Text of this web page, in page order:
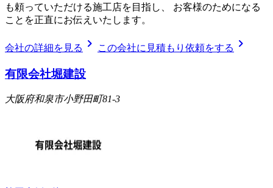
も頼っていただける施工店を目指し、 お客様のためになる
ことを正直にお伝えいたします。
会社の詳細を見る chevron_right この会社に見積もり依頼をする chevron_right
有限会社堀建設
大阪府和泉市小野田町81-3